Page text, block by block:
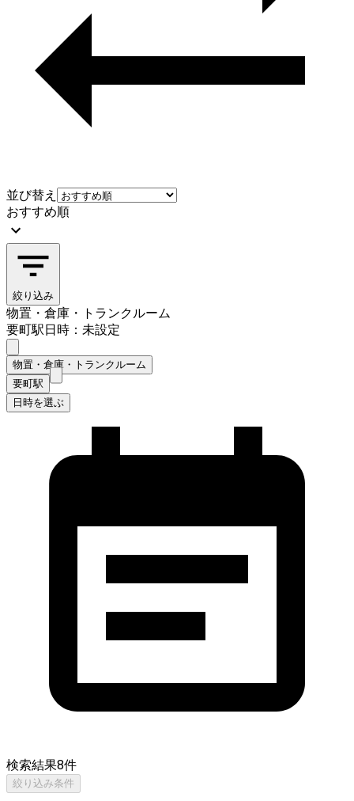
並び替え
おすすめ順
絞り込み
物置・倉庫・トランクルーム
要町駅日時：未設定
物置・倉庫・トランクルーム
要町駅
日時を選ぶ
検索結果8件
絞り込み条件